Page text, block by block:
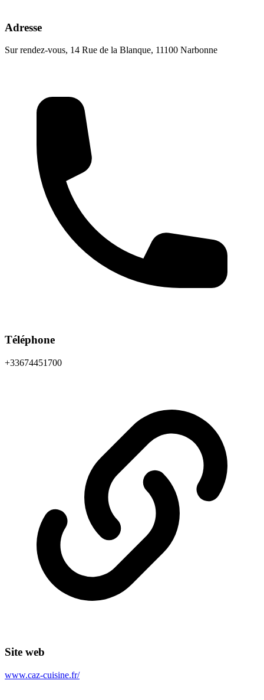
Adresse
Sur rendez-vous, 14 Rue de la Blanque, 11100 Narbonne
Téléphone
+33674451700
Site web
www.caz-cuisine.fr/